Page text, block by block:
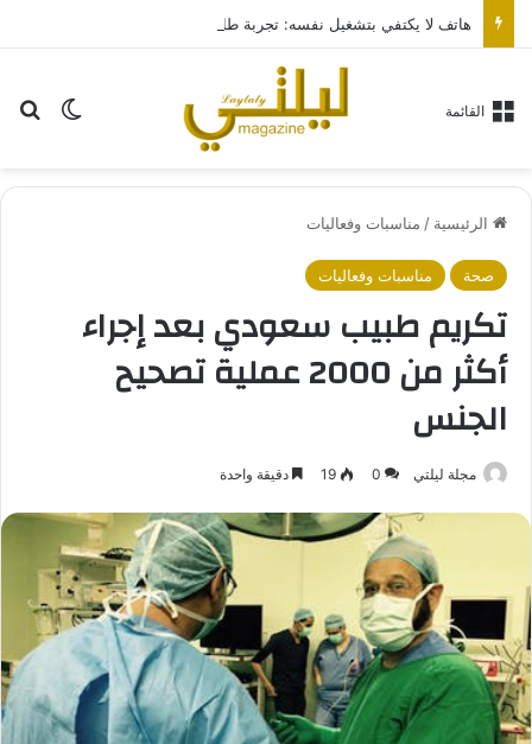
الوضع القائمة
الرئيسية / مناسبات وفعاليات
صحة مناسبات وفعاليات
تكريم طبيب سعودي بعد إجراء
أكثر من 2000 عملية تصحيح
الجنس
مجلة ليلتي 0
19 دقيقة واحدة